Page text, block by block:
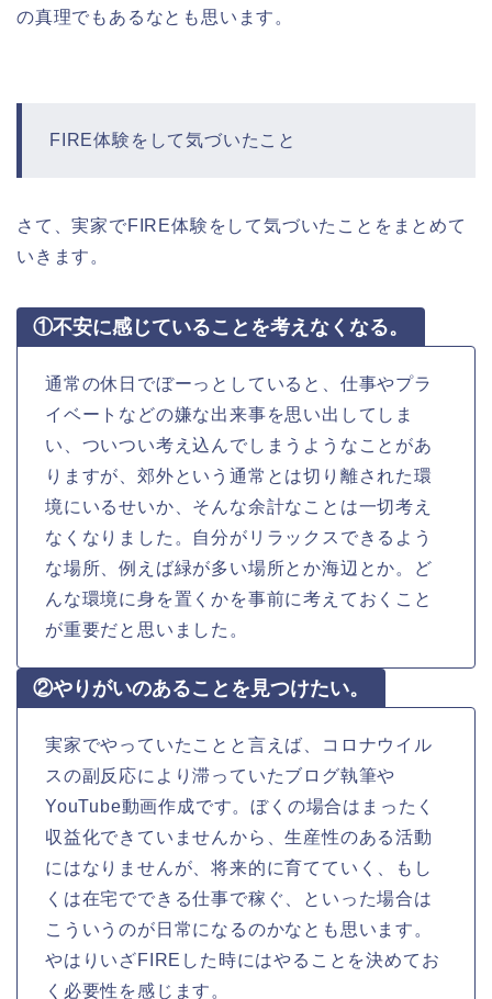
の真理でもあるなとも思います。
FIRE体験をして気づいたこと
さて、実家でFIRE体験をして気づいたことをまとめて
いきます。
①不安に感じていることを考えなくなる。
通常の休日でぼーっとしていると、仕事やプラ
イベートなどの嫌な出来事を思い出してしま
い、ついつい考え込んでしまうようなことがあ
りますが、郊外という通常とは切り離された環
境にいるせいか、そんな余計なことは一切考え
なくなりました。自分がリラックスできるよう
な場所、例えば緑が多い場所とか海辺とか。ど
んな環境に身を置くかを事前に考えておくこと
が重要だと思いました。
②やりがいのあることを見つけたい。
実家でやっていたことと言えば、コロナウイル
スの副反応により滞っていたブログ執筆や
YouTube動画作成です。ぼくの場合はまったく
収益化できていませんから、生産性のある活動
にはなりませんが、将来的に育てていく、もし
くは在宅でできる仕事で稼ぐ、といった場合は
こういうのが日常になるのかなとも思います。
やはりいざFIREした時にはやることを決めてお
く必要性を感じます。